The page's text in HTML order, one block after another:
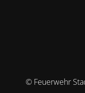
© Feuerwehr